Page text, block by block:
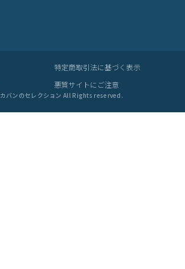
特定商取引法に基づく表示
悪質サイトにご注意
カバンのセレクション All Rights reserved.